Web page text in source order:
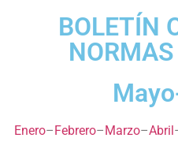
BOLETÍN
Enero–Febrero–Marzo–Abril